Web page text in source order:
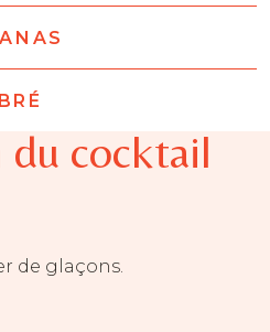
du cocktail
de glaçons.